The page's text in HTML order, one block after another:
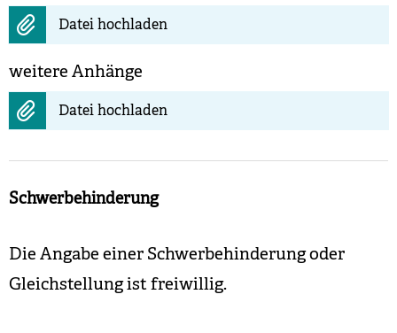
Datei hochladen
weitere Anhänge
Datei hochladen
Schwerbehinderung
Die Angabe einer Schwerbehinderung oder
Gleichstellung ist freiwillig.